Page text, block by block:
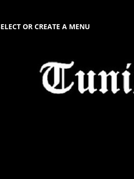
OR CREATE A MENU